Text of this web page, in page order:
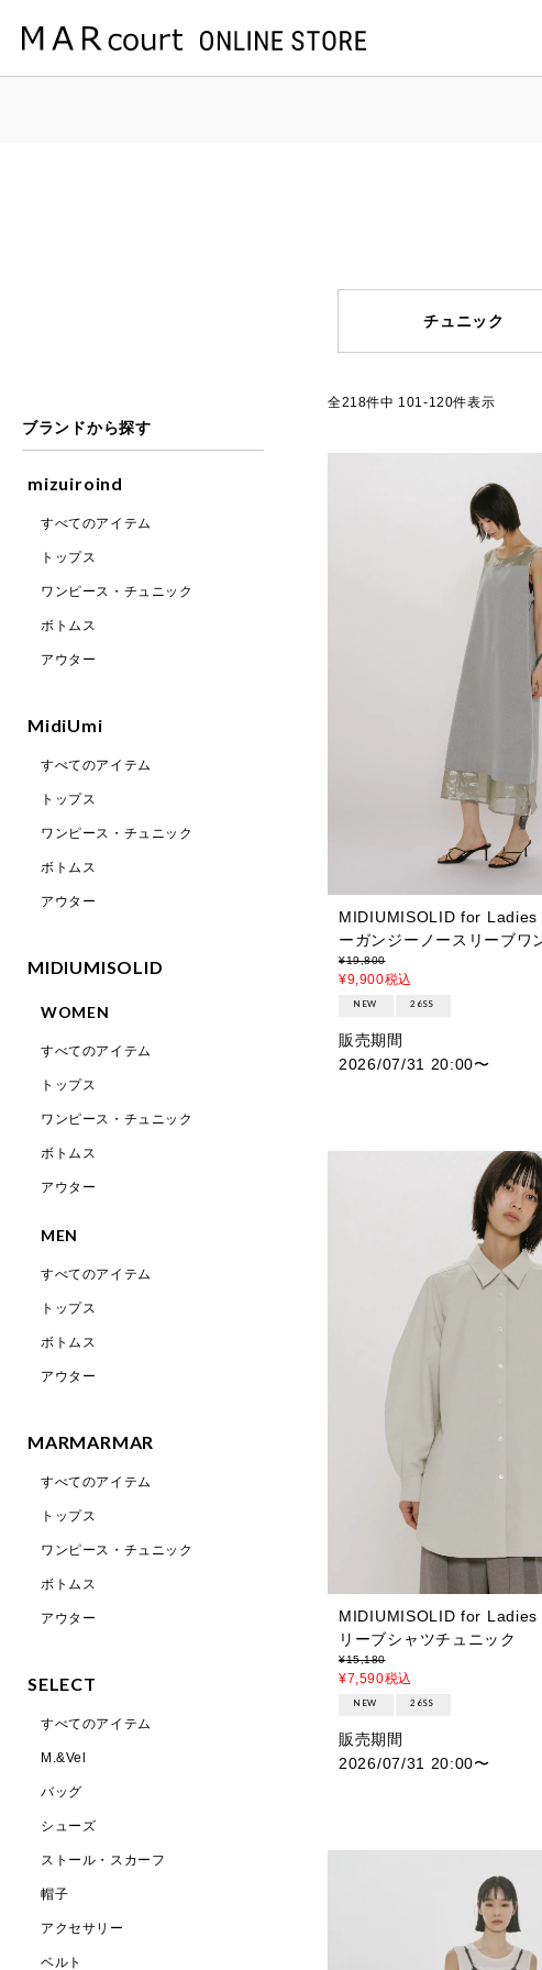
チュニック
ブランドから探す
mizuiroind
すべてのアイテム
トップス
ワンピース・チュニック
ボトムス
アウター
MidiUmi
すべてのアイテム
トップス
ワンピース・チュニック
ボトムス
アウター
MIDIUMISOLID
WOMEN
すべてのアイテム
トップス
ワンピース・チュニック
ボトムス
アウター
MEN
すべてのアイテム
トップス
ボトムス
アウター
MARMARMAR
すべてのアイテム
トップス
ワンピース・チュニック
ボトムス
アウター
SELECT
すべてのアイテム
M.&Vel
バッグ
シューズ
ストール・スカーフ
帽子
アクセサリー
ベルト
218件中 101-120件表示
MIDIUMISOLID for Ladies
ーガンジーノースリーブワ
¥19,800
¥9,900税込
NEW 26SS
販売期間
2026/07/31 20:00〜
MIDIUMISOLID for Ladies
リーブシャツチュニック
¥15,180
¥7,590税込
NEW 26SS
販売期間
2026/07/31 20:00〜